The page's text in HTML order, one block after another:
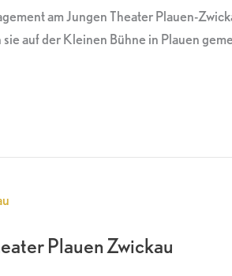
am Jungen Theater Plauen-
auf der Kleinen Bühne in Plauen
Plauen Zwickau